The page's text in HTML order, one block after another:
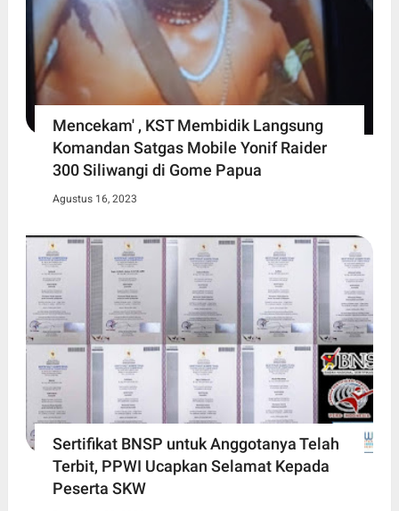
Mencekam' , KST Membidik Langsung
Komandan Satgas Mobile Yonif Raider
300 Siliwangi di Gome Papua
Agustus 16, 2023
Sertifikat BNSP untuk Anggotanya Telah
Terbit, PPWI Ucapkan Selamat Kepada
Peserta SKW